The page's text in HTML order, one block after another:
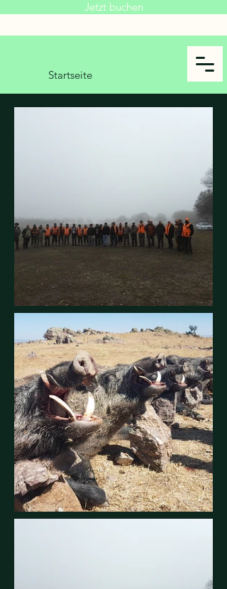
Jetzt buchen
Startseite